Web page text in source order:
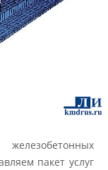
пакет услуг